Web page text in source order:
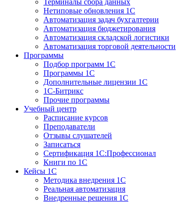
Терминалы сбора данных
Нетиповые обновления 1С
Автоматизация задач бухгалтерии
Автоматизация бюджетирования
Автоматизация складской логистики
Автоматизация торговой деятельности
Программы
Подбор программ 1С
Программы 1С
Дополнительные лицензии 1С
1С-Битрикс
Прочие программы
Учебный центр
Расписание курсов
Преподаватели
Отзывы слушателей
Записаться
Сертификация 1С:Профессионал
Книги по 1С
Кейсы 1С
Методика внедрения 1С
Реальная автоматизация
Внедренные решения 1С